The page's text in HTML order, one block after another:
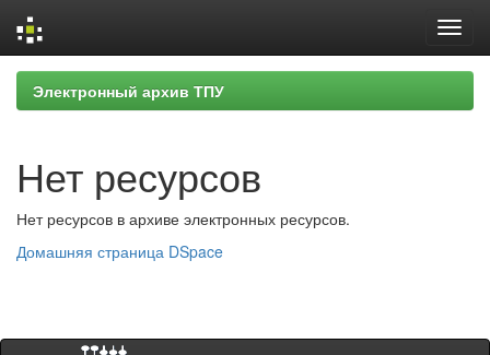
Skip
navigation
Электронный архив ТПУ
Нет ресурсов
Нет ресурсов в архиве электронных ресурсов.
Домашняя страница DSpace